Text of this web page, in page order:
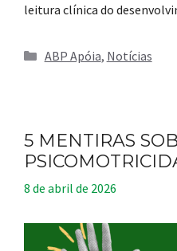
leitura clínica do
Categorias
ABP Apóia, Notícias
5 MENTIRAS
8 de abril de 2026